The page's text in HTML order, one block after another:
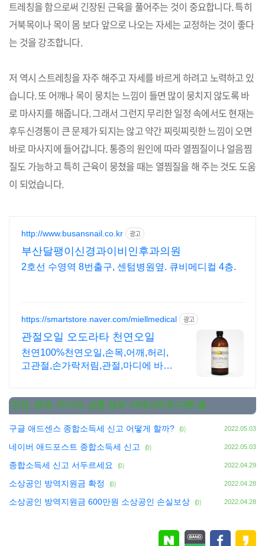
트레칭을 함으로써 긴장된 근육을 풀어주는 것이 중요합니다. 특히
거북목이나 목이 몸 보다 앞으로 나오는 자세는 교정하는 것이 좋다
는 것을 강조합니다.
저 역시 스트레칭을 자주 해주고 자세를 바르게 하려고 노력하고 있
습니다. 또 어깨나 목이 뭉치는 느낌이 들면 많이 뭉치지 않도록 바
로 마사지를 해줍니다. 그래서 그런지 무리한 일정 속에서도 현재는
후두신경통이 큰 문제가 되지는 않고 약간 찌릿찌릿한 느낌이 오면
바로 마사지에 들어갑니다. 통증의 원인에 따라 열찜질이나 얼음찜
질도 가능하고 특히 근육이 뭉쳤을 때는 열찜질을 해 주는 것도 도움
이 되었습니다.
http://www.busansnail.co.kr 광고
부산달팽이신경과이비인후과의원
2호선 수영역 8번출구, 센텀병원옆. 큐비메디컬 4층.
https://smartstore.naver.com/miellmedical 광고
관절오일 오도라타 천연오일
천연100%천연오일,손목,어깨,허리,
고관절,손가락저림,관절,마디에 바르
'건강, 경제, 미디어, 상품 정보' 카테고리의 다른 글
구글 애드센스 종합소득세 신고 어떻게 할까? (0) 2022.05.03
네이버 애드포스트 종합소득세 신고 (0) 2022.05.03
종합소득세 신고 서두르세요 (0) 2022.04.29
소상공인 방역지원금 확정 (0) 2022.04.28
소상공인 방역지원금 600만원 소상공인 손실보상 (0) 2022.04.28